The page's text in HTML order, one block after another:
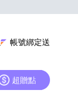
帳號綁定送
超贈點